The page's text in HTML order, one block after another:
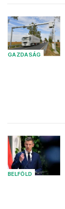
GAZDASÁG
BELFÖLD